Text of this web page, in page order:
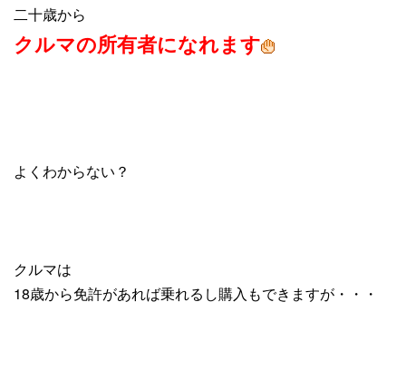
二十歳から
クルマの所有者になれます
よくわからない？
クルマは
18歳から免許があれば乗れるし購入もできますが・・・